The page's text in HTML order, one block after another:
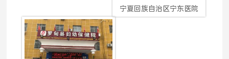
宁夏回族自治区宁东医院